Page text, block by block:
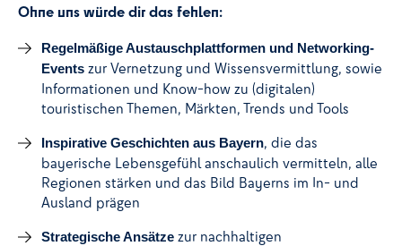
Ohne uns würde dir das fehlen:
Regelmäßige Austauschplattformen und Networking-
Eventszur Vernetzung und Wissensvermittlung, sowie
Informationen und Know-how zu (digitalen)
touristischen Themen, Märkten, Trends und Tools
Inspirative Geschichten aus Bayern, die das
bayerische Lebensgefühl anschaulich vermitteln, alle
Regionen stärken und das Bild Bayerns im In- und
Ausland prägen
Strategische Ansätzezur nachhaltigen